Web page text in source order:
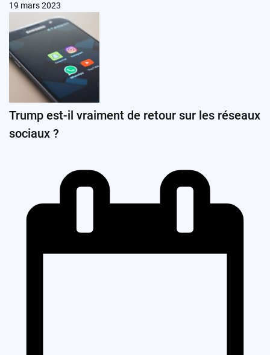
19 mars 2023
Trump est-il vraiment de retour sur les réseaux
sociaux ?